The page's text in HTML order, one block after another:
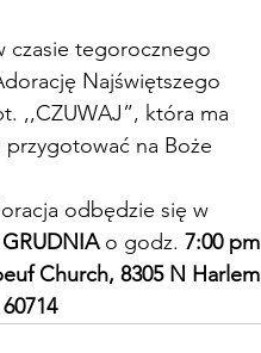
czasie tegorocznego
Najświętszego
,,CZUWAJ”, która ma
na Boże
odbędzie się w
o godz. 7:00 pm
Church, 8305 N Harlem